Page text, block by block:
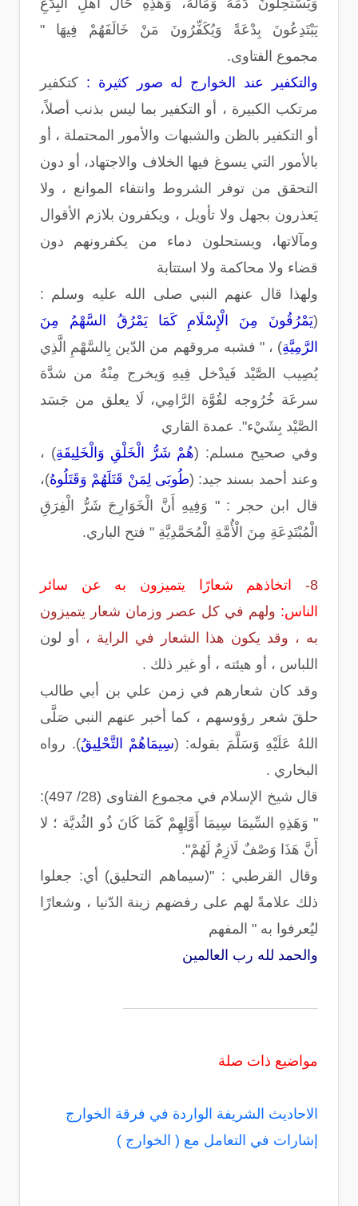
وَيَسْتَحِلُّونَ دَمَهُ وَمَالَهُ، وَهَذِهِ حَالُ أَهْلِ الْبِدَعِ
يَبْتَدِعُونَ بِدْعَةً وَيُكَفِّرُونَ مَنْ خَالَفَهُمْ فِيهَا "
مجموع الفتاوى.
والتكفير عند الخوارج له صور كثيرة : كتكفير
مرتكب الكبيرة ، أو التكفير بما ليس بذنب أصلاً،
أو التكفير بالظن والشبهات والأمور المحتملة ، أو
بالأمور التي يسوغ فيها الخلاف والاجتهاد، أو دون
التحقق من توفر الشروط وانتفاء الموانع ، ولا
يَعذرون بجهل ولا تأويل ، ويكفرون بلازم الأقوال
ومآلاتها، ويستحلون دماء من يكفرونهم دون
قضاء ولا محاكمة ولا استتابة
ولهذا قال عنهم النبي صلى الله عليه وسلم :
(يَمْرُقُونَ مِنَ الْإِسْلَامِ كَمَا يَمْرُقُ السَّهْمُ مِنَ
الرَّمِيَّةِ) ، " فشبه مروقهم من الدّين بِالسَّهْمِ الَّذِي
يُصِيب الصَّيْد فَيدْخل فِيهِ وَيخرج مِنْهُ من شدَّة
سرعَة خُرُوجه لقُوَّة الرَّامِي، لَا يعلق من جَسَد
الصَّيْد بِشَيْء". عمدة القاري
وفي صحيح مسلم: (هُمْ شَرُّ الْخَلْقِ وَالْخَلِيقَةِ) ،
وعند أحمد بسند جيد: (طُوبَى لِمَنْ قَتَلَهُمْ وَقَتَلُوهُ)،
قال ابن حجر : " وَفِيهِ أَنَّ الْخَوَارِجَ شَرُّ الْفِرَقِ
الْمُبْتَدِعَةِ مِنَ الْأُمَّةِ الْمُحَمَّدِيَّةِ " فتح الباري.
8-
اتخاذهم شعارًا يتميزون به عن سائر
الناس: ولهم في كل عصر وزمان شعار يتميزون
به ، وقد يكون هذا الشعار في الراية ،
أو لون
اللباس ، أو هيئته ، أو غير ذلك .
وقد كان شعارهم في زمن علي بن أبي طالب
حلقَ شعر رؤوسهم ، كما أخبر عنهم النبي صَلَّى
اللهُ عَلَيْهِ وَسَلَّمَ بقوله: (سِيمَاهُمْ التَّحْلِيقُ). رواه
البخاري .
قال شيخ الإسلام في مجموع الفتاوى (28/ 497):
" وَهَذِهِ السِّيمَا سِيمَا أَوَّلِهِمْ كَمَا كَانَ ذُو الثُديَّة ؛ لا
أَنَّ هَذَا وَصْفٌ لَازِمٌ لَهُمْ".
وقال القرطبي : "(سيماهم التحليق) أي: جعلوا
ذلك علامةً لهم على رفضهم زينة الدّنيا ، وشعارًا
ليُعرفوا به " المفهم
والحمد لله رب العالمين
مواضيع ذات صلة
الاحاديث الشريفة الواردة في فرقة الخوارج
إشارات في التعامل مع ( الخوارج )